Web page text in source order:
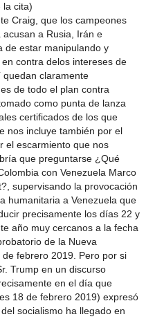
la cita)
Craig, que los campeones
acusan a Rusia, Irán e
de estar manipulando y
contra delos intereses de
quedan claramente
de todo el plan contra
como punta de lanza
certificados de los que
nos incluye también por el
el escarmiento que nos
que preguntarse ¿Qué
con Venezuela Marco
supervisando la provocación
humanitaria a Venezuela que
precisamente los días 22 y
año muy cercanos a la fecha
de la Nueva
febrero 2019. Pero por si
Trump en un discurso
en el día que
18 de febrero 2019) expresó
socialismo ha llegado en